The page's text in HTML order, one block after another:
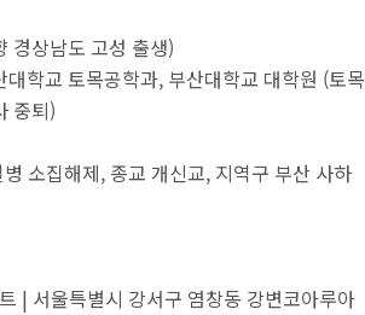
경상남도 고성 출생)
학교 토목공학과, 부산대학교 대학원 (토목
중퇴)
소집해제, 종교 개신교, 지역구 부산 사하
| 서울특별시 강서구 염창동 강변코아루아